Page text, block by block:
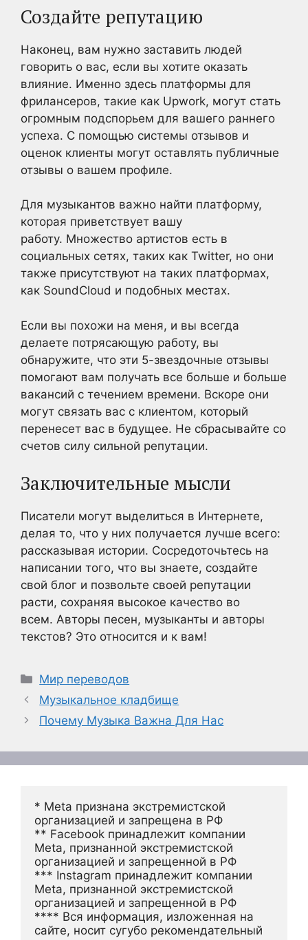
Создайте репутацию
Наконец, вам нужно заставить людей
говорить о вас, если вы хотите оказать
влияние. Именно здесь платформы для
фрилансеров, такие как Upwork, могут стать
огромным подспорьем для вашего раннего
успеха. С помощью системы отзывов и
оценок клиенты могут оставлять публичные
отзывы о вашем профиле.
Для музыкантов важно найти платформу,
которая приветствует вашу
работу. Множество артистов есть в
социальных сетях, таких как Twitter, но они
также присутствуют на таких платформах,
как SoundCloud и подобных местах.
Если вы похожи на меня, и вы всегда
делаете потрясающую работу, вы
обнаружите, что эти 5-звездочные отзывы
помогают вам получать все больше и больше
вакансий с течением времени. Вскоре они
могут связать вас с клиентом, который
перенесет вас в будущее. Не сбрасывайте со
счетов силу сильной репутации.
Заключительные мысли
Писатели могут выделиться в Интернете,
делая то, что у них получается лучше всего:
рассказывая истории. Сосредоточьтесь на
написании того, что вы знаете, создайте
свой блог и позвольте своей репутации
расти, сохраняя высокое качество во
всем. Авторы песен, музыканты и авторы
текстов? Это относится и к вам!
Рубрики
Мир переводов
Музыкальное кладбище
Почему Музыка Важна Для Нас
* Meta признана экстремистской
организацией и запрещена в РФ
** Facebook принадлежит компании
Meta, признанной экстремистской
организацией и запрещенной в РФ
*** Instagram принадлежит компании
Meta, признанной экстремистской
организацией и запрещенной в РФ
**** Вся информация, изложенная на
сайте, носит сугубо рекомендательный